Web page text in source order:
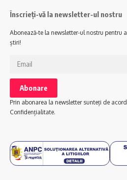
Înscrieți-vă la newsletter-ul nostru
Abonează-te la newsletter-ul nostru pentru
știri!
Prin abonarea la newsletter sunteți de
Confidențialitate.